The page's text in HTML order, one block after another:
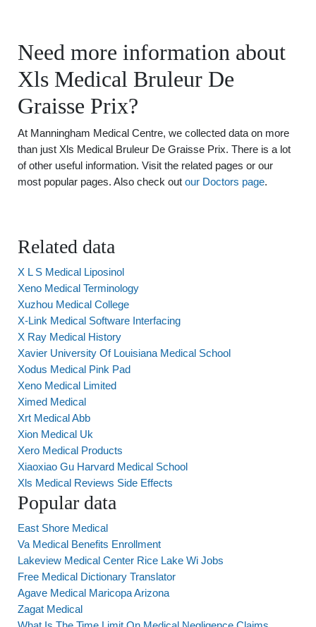
Need more information about
Xls Medical Bruleur De
Graisse Prix?
At Manningham Medical Centre, we collected data on more
than just Xls Medical Bruleur De Graisse Prix. There is a lot
of other useful information. Visit the related pages or our
most popular pages. Also check out our Doctors page.
Related data
X L S Medical Liposinol
Xeno Medical Terminology
Xuzhou Medical College
X-Link Medical Software Interfacing
X Ray Medical History
Xavier University Of Louisiana Medical School
Xodus Medical Pink Pad
Xeno Medical Limited
Ximed Medical
Xrt Medical Abb
Xion Medical Uk
Xero Medical Products
Xiaoxiao Gu Harvard Medical School
Xls Medical Reviews Side Effects
Popular data
East Shore Medical
Va Medical Benefits Enrollment
Lakeview Medical Center Rice Lake Wi Jobs
Free Medical Dictionary Translator
Agave Medical Maricopa Arizona
Zagat Medical